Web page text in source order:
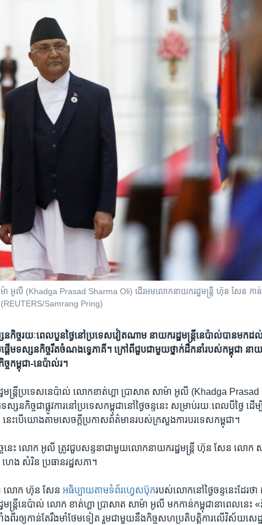
ម៉ា អូលី (Khadga Prasad Sharma Oli) ដើរអមលោកនាយករដ្ឋមន្ត្រី ហ៊ុន សែន កា
(REUTERS/Samrang Pring)
ច្ច​រយៈ​ពេល​បួន​ថ្ងៃ​នៅ​ប្រទេស​វៀតណាម នាយក​រដ្ឋ​មន្ត្រី​​នេប៉ាល់​បាន​មក​ដ
ប់​ផ្តើម​ទស្សន​កិច្ច​រឹត​ចំណង​ទ្វេ​ភាគី។ ក្រៅ​ពី​ជួប​ជាមួយ​ថ្នាក់​ដឹកនាំ​​របស់​កម្ពុជា នាយ
ចកម្ពុជា-នេប៉ាល់​រ។
មន្ត្រី​ប្រទេស​នេប៉ាល់ លោក​ខាត់ហ្គា ប្រាសាត​ សាម៉ា អូលី (Khadga
ស្សន​កិច្ច​ជា​ផ្លូវ​ការ​នៅ​ប្រទេស​កម្ពុជា​នៅ​ថ្ងៃ​ចន្ទ​នេះ ​សម្រាប់​រយៈពេល​បីថ្ងៃ ដ
។ នេះ​បើ​យោង​តាម​សេចក្តី​ប្រកាស​ព័ត៌មាន​របស់​ក្រសួង​ការបរទេស​កម្ពុជា។
ច​នេះ​ លោក​ អូលី​ ត្រូវ​ជួប​សន្ទនា​ជាមួយ​លោក​នាយក​រដ្ឋ​មន្ត្រី​ ហ៊ុន​ សែន ​លោ
េង សំរិន​ ប្រធាន​រដ្ឋសភា។
ជា លោក ហ៊ុន សែនអធិប្បាយ​តាម​ទំព័រ​ហ្វេសប៊ុករបស់​លោក​នៅ​ថ្ងៃ​ចន្ទ​នេះ​ដែរ​ថ
ន្រ្តី​នេប៉ាល់ លោក ​ខាត់​ហ្គា ប្រាសាត​ សាម៉ា អូលី មក​កាន់​កម្ពុជា​នា​ពេល​នេ
ងពីរ​ឲ្យ​កាន់​តែ​រឹងមាំ​ថែម​ទៀត រួម​ជាមួយ​នឹង​កិច្ច​សហប្រតិបត្តិការ​លើ​វិស័យ​សេដ្ឋ